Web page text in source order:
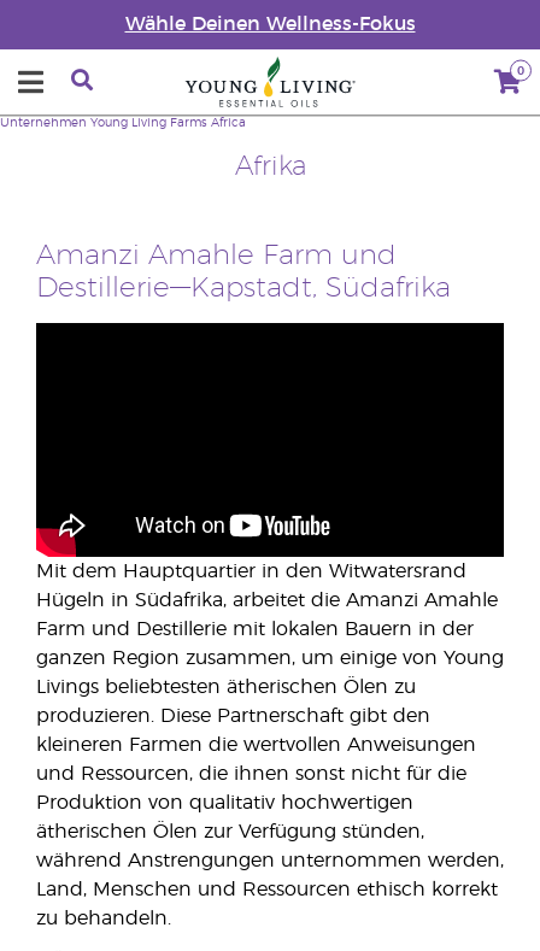
Wähle Deinen Wellness-Fokus
0
Afrika
Unternehmen Young Living Farms Africa
Amanzi Amahle Farm und
Destillerie—Kapstadt, Südafrika
Mit dem Hauptquartier in den Witwatersrand
Hügeln in Südafrika, arbeitet die Amanzi Amahle
Farm und Destillerie mit lokalen Bauern in der
ganzen Region zusammen, um einige von Young
Livings beliebtesten ätherischen Ölen zu
produzieren. Diese Partnerschaft gibt den
kleineren Farmen die wertvollen Anweisungen
und Ressourcen, die ihnen sonst nicht für die
Produktion von qualitativ hochwertigen
ätherischen Ölen zur Verfügung stünden,
während Anstrengungen unternommen werden,
Land, Menschen und Ressourcen ethisch korrekt
zu behandeln.